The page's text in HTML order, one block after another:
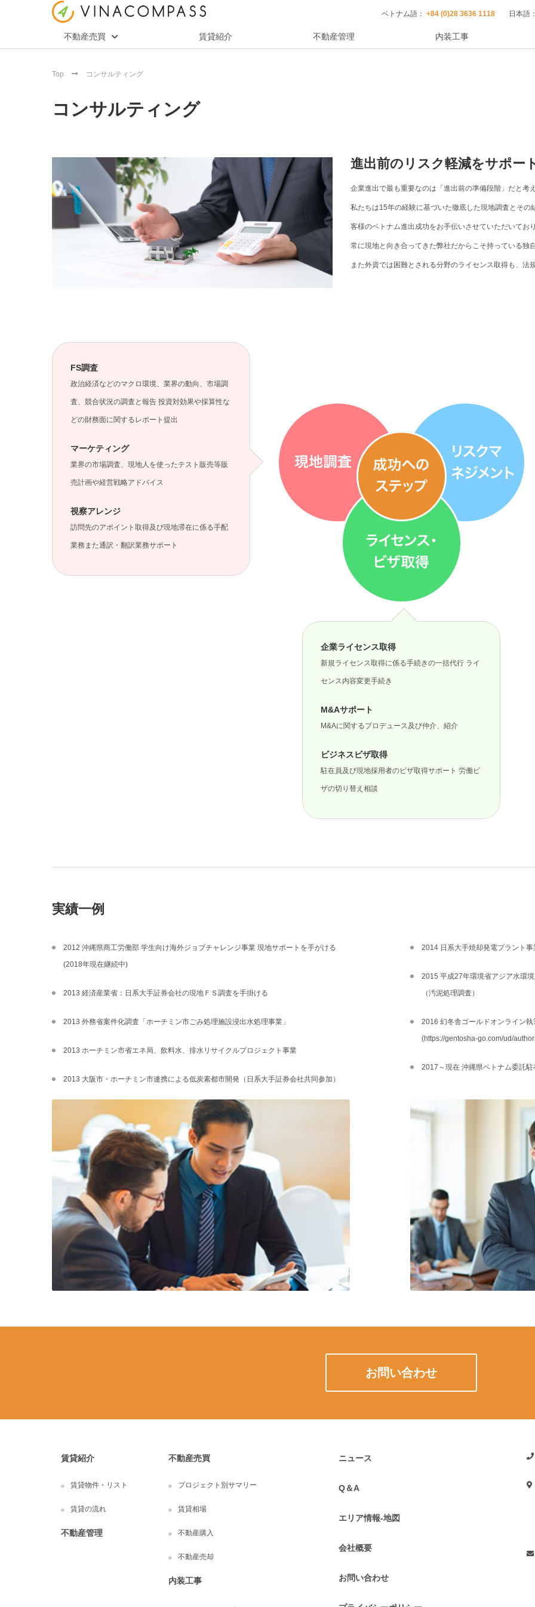
ベトナム語： +84 (0)28 3636 1118 日本語
不動産売買 賃貸紹介 不動産管理 内装工事
Top コンサルティング
コンサルティング
進出前のリスク軽減をサポー
企業進出で最も重要なのは「進出前の準備段階」だと考
私たちは15年の経験に基づいた徹底した現地調査とそ
客様のベトナム進出成功をお手伝いさせていただいてお
常に現地と向き合ってきた弊社だからこそ持っている
また外資では困難とされる分野のライセンス取得も、法
FS調査
政治経済などのマクロ環境、業界の動向、市場調
査、競合状況の調査と報告 投資対効果や採算性な
どの財務面に関するレポート提出
マーケティング
業界の市場調査、現地人を使ったテスト販売等販
売計画や経営戦略アドバイス
視察アレンジ
訪問先のアポイント取得及び現地滞在に係る手配
業務また通訳・翻訳業務サポート
企業ライセンス取得
新規ライセンス取得に係る手続きの一括代行 ライ
センス内容変更手続き
M&Aサポート
M&Aに関するプロデュース及び仲介、紹介
ビジネスビザ取得
駐在員及び現地採用者のビザ取得サポート 労働ビ
ザの切り替え相談
実績一例
2012 沖縄県商工労働部 学生向け海外ジョブチャレンジ事業 現地サポートを手がける
(2018年現在継続中)
2013 経済産業省：日系大手証券会社の現地ＦＳ調査を手掛ける
2013 外務省案件化調査「ホーチミン市ごみ処理施設浸出水処理事業」
2013 ホーチミン市省エネ局、飲料水、排水リサイクルプロジェクト事業
2013 大阪市・ホーチミン市連携による低炭素都市開発（日系大手証券会社共同参加）
2014 日系大手焼却発電プラント
2015 平成27年環境省アジア水環
（汚泥処理調査）
2016 幻冬舎ゴールドオンライン執
(https://gentosha-go.com/ud/
2017～現在 沖縄県ベトナム委託駐
お問い合わせ
賃貸紹介
賃貸物件・リスト
賃貸の流れ
不動産管理
不動産売買
プロジェクト別サマリー
賃貸相場
不動産購入
不動産売却
内装工事
ニュース
Q＆A
エリア情報-地図
会社概要
お問い合わせ